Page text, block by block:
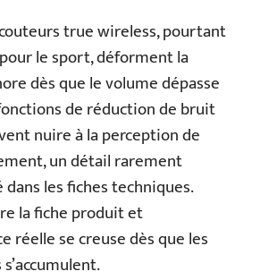
true wireless, pourtant
le sport, déforment la
dès que le volume dépasse
de réduction de bruit
nuire à la perception de
un détail rarement
les fiches techniques.
la fiche produit et
réelle se creuse dès que les